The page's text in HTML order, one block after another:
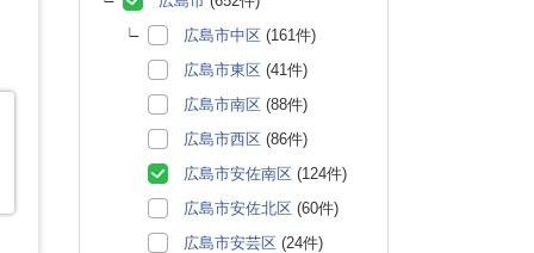
広島市中区 (161件)
広島市東区 (41件)
広島市南区 (88件)
広島市西区 (86件)
広島市安佐南区 (124件)
広島市安佐北区 (60件)
広島市安芸区 (24件)